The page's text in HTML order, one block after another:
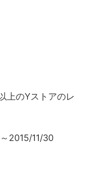
上のYストアのレ
2015/11/30